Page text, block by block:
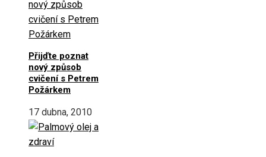
Přijďte poznat
nový způsob
cvičení s Petrem
Požárkem
17 dubna, 2010